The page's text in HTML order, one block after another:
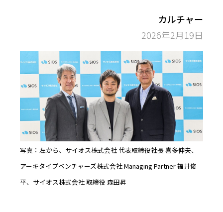
カルチャー
2026年2月19日
写真：左から、サイオス株式会社 代表取締役社長 喜多伸夫、
アーキタイプベンチャーズ株式会社 Managing Partner 福井俊
平、サイオス株式会社 取締役 森田昇